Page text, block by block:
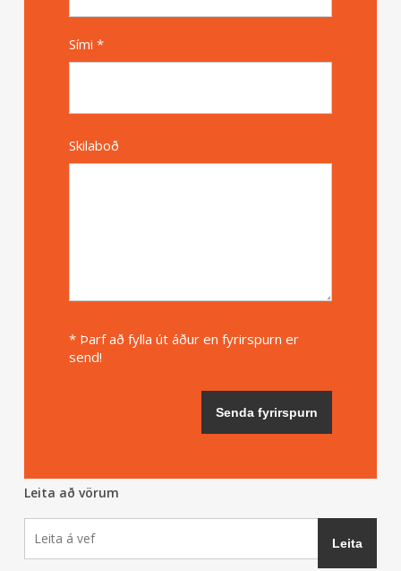
Sími *
Skilaboð
* Þarf að fylla út áður en fyrirspurn er
send!
Leita að vörum